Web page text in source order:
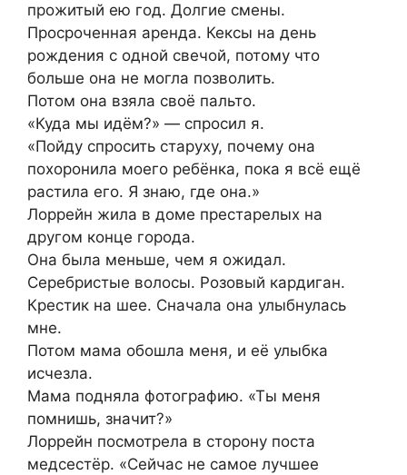
прожитый ею год. Долгие смены.
Просроченная аренда. Кексы на день
рождения с одной свечой, потому что
больше она не могла позволить.
Потом она взяла своё пальто.
«Куда мы идём?» — спросил я.
«Пойду спросить старуху, почему она
похоронила моего ребёнка, пока я всё ещё
растила его. Я знаю, где она.»
Лоррейн жила в доме престарелых на
другом конце города.
Она была меньше, чем я ожидал.
Серебристые волосы. Розовый кардиган.
Крестик на шее. Сначала она улыбнулась
мне.
Потом мама обошла меня, и её улыбка
исчезла.
Мама подняла фотографию. «Ты меня
помнишь, значит?»
Лоррейн посмотрела в сторону поста
медсестёр. «Сейчас не самое лучшее